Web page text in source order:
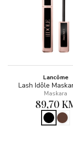
Lancôme
Lash Idôle
Maskara
89,70